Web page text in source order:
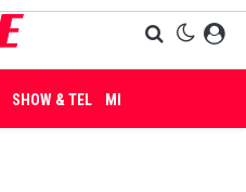
SHOW & TEL MISDAAD